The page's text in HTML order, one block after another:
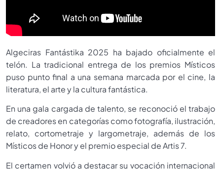
Algeciras Fantástika 2025 ha bajado oficialmente el
telón. La tradicional entrega de los premios Místicos
puso punto final a una semana marcada por el cine, la
literatura, el arte y la cultura fantástica.
En una gala cargada de talento, se reconoció el trabajo
de creadores en categorías como fotografía, ilustración,
relato, cortometraje y largometraje, además de los
Místicos de Honor y el premio especial de Artis 7.
El certamen volvió a destacar su vocación internacional